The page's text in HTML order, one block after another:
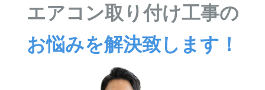
エアコン取り付け工事の
お悩みを解決致します！